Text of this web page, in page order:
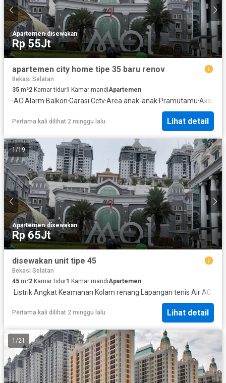
Apartemen·disewakan
Rp 55Jt
apartemen city home tipe 35 baru renov
Bekasi Selatan
35 m²2 Kamar tidur1 Kamar mandiApartemen
·AC·Alarm·Balkon·Garasi·Cctv·Area anak-anak·Pramutamu·Akses
Pertama kali dilihat 2 minggu lalu Lihat detail
1/19
Apartemen·disewakan
Rp 65Jt
disewakan unit tipe 45
Bekasi Selatan
45 m²2 Kamar tidur1 Kamar mandiApartemen
·Listrik·Angkat·Keamanan·Kolam renang·Lapangan tenis·Air·AC
Pertama kali dilihat 2 minggu lalu Lihat detail
1 /21